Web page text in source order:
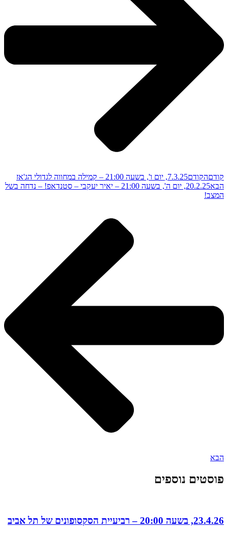
קודםהקודם7.3.25, יום ו', בשעה 21:00 – קמילה במחווה לגדולי הג'אז
הבא
20.2.25, יום ה', בשעה 21:00 – יאיר יעקבי – סטנדאפ! – נדחה בשל
המצב!
הבא
פוסטים נוספים
23.4.26, בשעה 20:00 – רביעיית הסקסופונים של תל אביב